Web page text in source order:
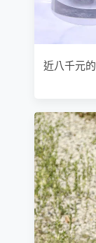
近八千元